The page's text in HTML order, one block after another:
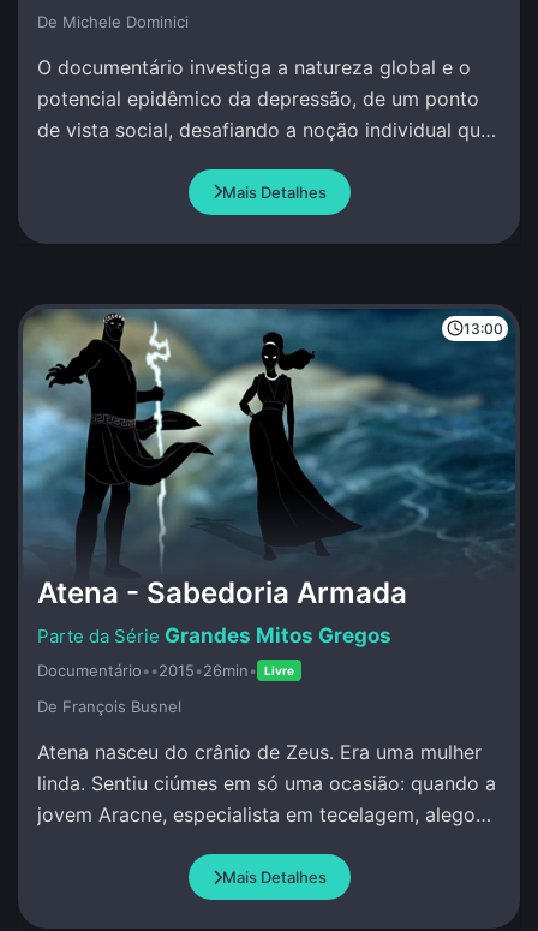
De Michele Dominici
O documentário investiga a natureza global e o
potencial epidêmico da depressão, de um ponto
de vista social, desafiando a noção individual que
Mais Detalhes
13:00
Atena - Sabedoria Armada
Grandes Mitos Gregos
Documentário••2015•26min• Livre
De François Busnel
Atena nasceu do crânio de Zeus. Era uma mulher
linda. Sentiu ciúmes em só uma ocasião: quando a
jovem Aracne, especialista em tecelagem, alegou
Mais Detalhes